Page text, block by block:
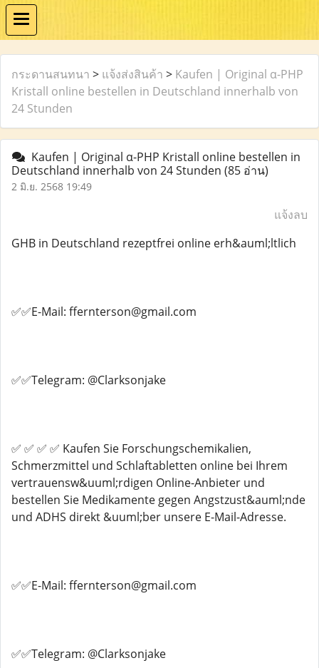
กระดานสนทนา > แจ้งส่งสินค้า > Kaufen | Original α-PHP
Kristall online bestellen in Deutschland innerhalb von
24 Stunden
Kaufen | Original α-PHP Kristall online bestellen in
Deutschland innerhalb von 24 Stunden (85 อ่าน)
2 มิ.ย. 2568 19:49
แจ้งลบ
GHB in Deutschland rezeptfrei online erh&auml;ltlich
✅✅E-Mail: ffernterson@gmail.com
✅✅Telegram: @Clarksonjake
✅ ✅ ✅ ✅ Kaufen Sie Forschungschemikalien,
Schmerzmittel und Schlaftabletten online bei Ihrem
vertrauensw&uuml;rdigen Online-Anbieter und
bestellen Sie Medikamente gegen Angstzust&auml;nde
und ADHS direkt &uuml;ber unsere E-Mail-Adresse.
✅✅E-Mail: ffernterson@gmail.com
✅✅Telegram: @Clarksonjake